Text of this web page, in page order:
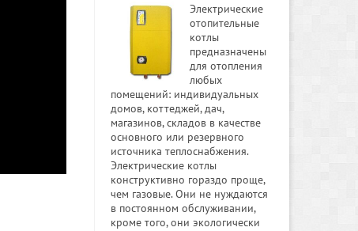
Электрические
отопительные
котлы
предназначены
для отопления
любых
помещений: индивидуальных
домов, коттеджей, дач,
магазинов, складов в качестве
основного или резервного
источника теплоснабжения.
Электрические котлы
конструктивно гораздо проще,
чем газовые. Они не нуждаются
в постоянном обслуживании,
кроме того, они экологически